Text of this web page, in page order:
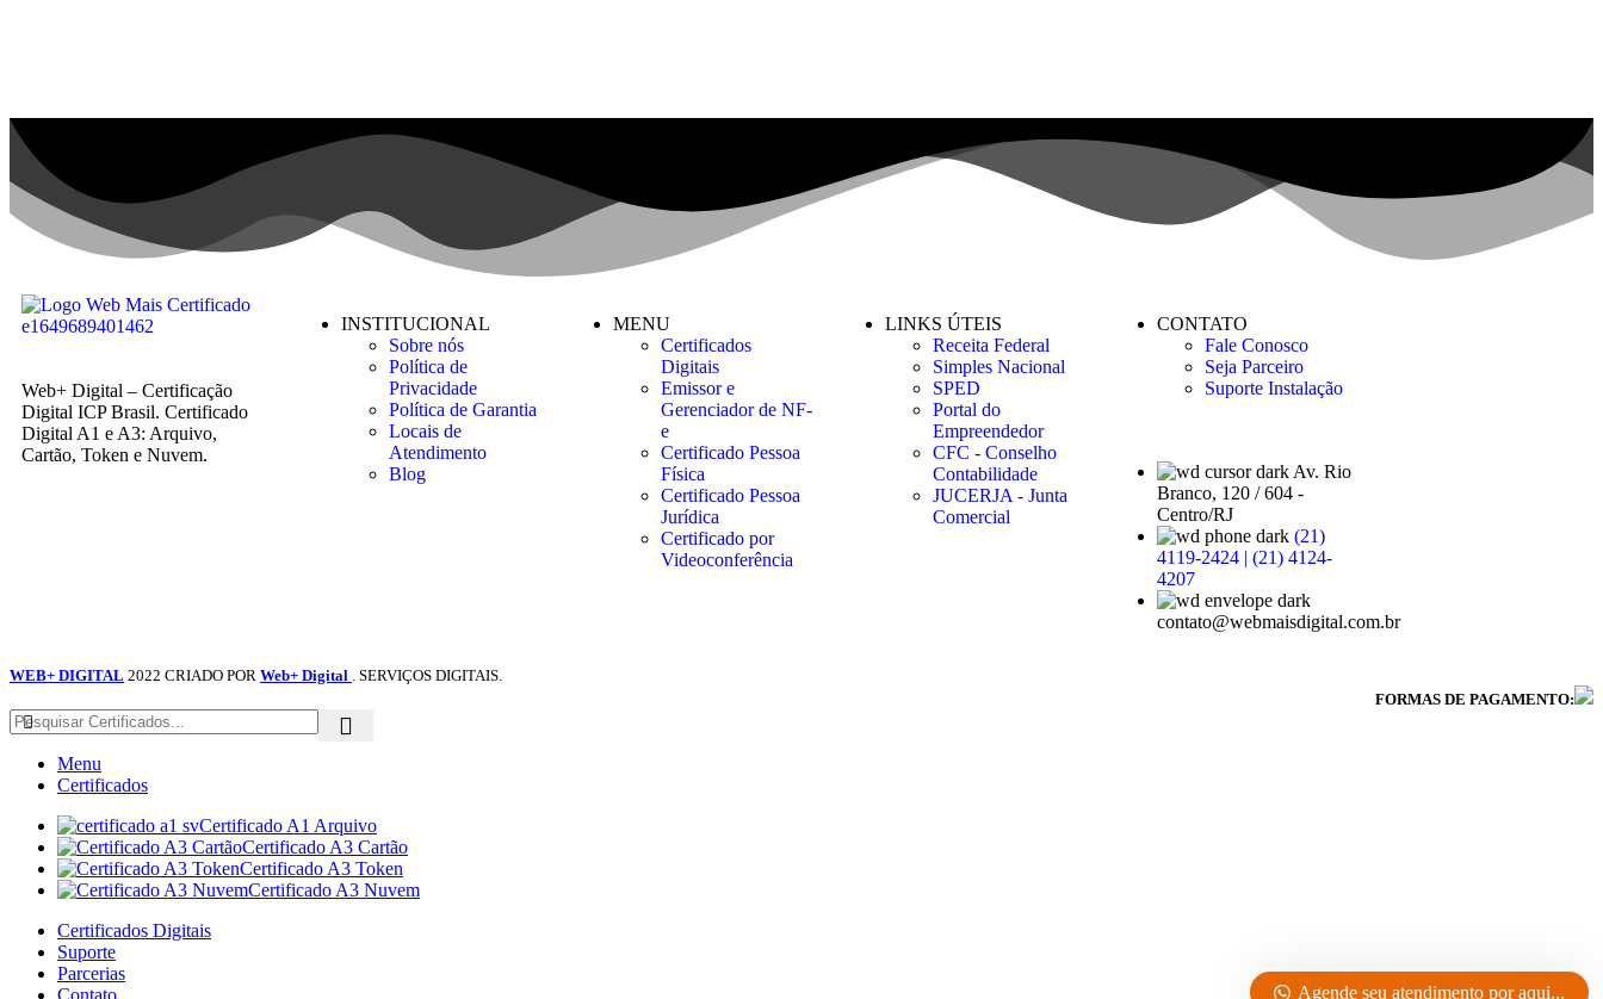
Web+ Digital – Certificação
Digital ICP Brasil. Certificado
Digital A1 e A3: Arquivo,
Cartão, Token e Nuvem.
INSTITUCIONAL
Sobre nós
Política de
Privacidade
Política de Garantia
Locais de
Atendimento
Blog
MENU
Certificados
Digitais
Emissor e
Gerenciador de NF-
e
Certificado Pessoa
Física
Certificado Pessoa
Jurídica
Certificado por
Videoconferência
LINKS ÚTEIS
Receita Federal
Simples Nacional
SPED
Portal do
Empreendedor
CFC - Conselho
Contabilidade
JUCERJA - Junta
Comercial
CONTATO
Fale Conosco
Seja Parceiro
Suporte Instalação
Av. Rio
Branco, 120 / 604 -
Centro/RJ
(21)
4119-2424 | (21) 4124-
4207
contato@webmaisdigital.com.br
WEB+ DIGITAL 2022 CRIADO POR Web+ Digital
. SERVIÇOS DIGITAIS.
FORMAS DE PAGAMENTO:
Menu
Certificados
Certificado A1 Arquivo
Certificado A3 Cartão
Certificado A3 Token
Certificado A3 Nuvem
Certificados Digitais
Suporte
Parcerias
Contato
Agende seu atendimento por aqui...